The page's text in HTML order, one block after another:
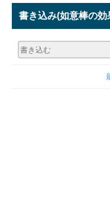
書き込み(如意棒の効